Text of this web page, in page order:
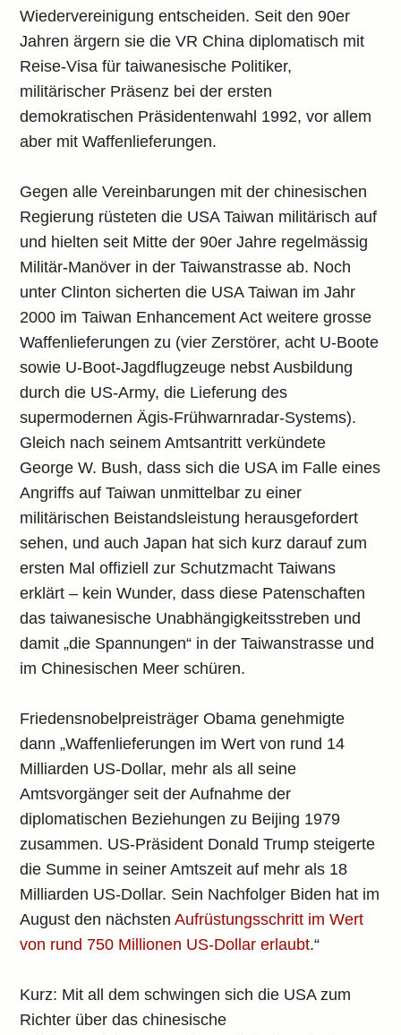
Wiedervereinigung entscheiden. Seit den 90er
Jahren ärgern sie die VR China diplomatisch mit
Reise-Visa für taiwanesische Politiker,
militärischer Präsenz bei der ersten
demokratischen Präsidentenwahl 1992, vor allem
aber mit Waffenlieferungen.
Gegen alle Vereinbarungen mit der chinesischen
Regierung rüsteten die USA Taiwan militärisch auf
und hielten seit Mitte der 90er Jahre regelmässig
Militär-Manöver in der Taiwanstrasse ab. Noch
unter Clinton sicherten die USA Taiwan im Jahr
2000 im Taiwan Enhancement Act weitere grosse
Waffenlieferungen zu (vier Zerstörer, acht U-Boote
sowie U-Boot-Jagdflugzeuge nebst Ausbildung
durch die US-Army, die Lieferung des
supermodernen Ägis-Frühwarnradar-Systems).
Gleich nach seinem Amtsantritt verkündete
George W. Bush, dass sich die USA im Falle eines
Angriffs auf Taiwan unmittelbar zu einer
militärischen Beistandsleistung herausgefordert
sehen, und auch Japan hat sich kurz darauf zum
ersten Mal offiziell zur Schutzmacht Taiwans
erklärt – kein Wunder, dass diese Patenschaften
das taiwanesische Unabhängigkeitsstreben und
damit „die Spannungen“ in der Taiwanstrasse und
im Chinesischen Meer schüren.
Friedensnobelpreisträger Obama genehmigte
dann „Waffenlieferungen im Wert von rund 14
Milliarden US-Dollar, mehr als all seine
Amtsvorgänger seit der Aufnahme der
diplomatischen Beziehungen zu Beijing 1979
zusammen. US-Präsident Donald Trump steigerte
die Summe in seiner Amtszeit auf mehr als 18
Milliarden US-Dollar. Sein Nachfolger Biden hat im
August den nächstenAufrüstungsschritt im Wert
von rund 750 Millionen US-Dollar erlaubt.“
Kurz: Mit all dem schwingen sich die USA zum
Richter über das chinesische